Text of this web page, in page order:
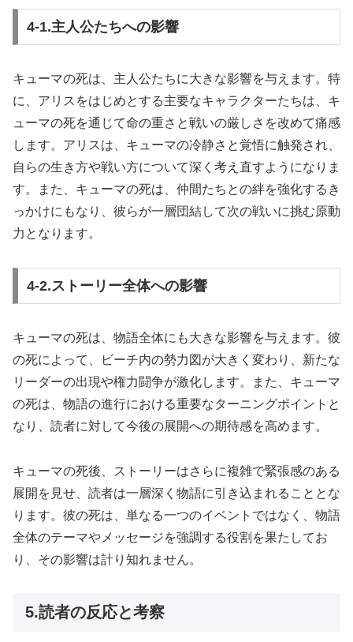
4‐1.主人公たちへの影響
キューマの死は、主人公たちに大きな影響を与えます。特
に、アリスをはじめとする主要なキャラクターたちは、キ
ューマの死を通じて命の重さと戦いの厳しさを改めて痛感
します。アリスは、キューマの冷静さと覚悟に触発され、
自らの生き方や戦い方について深く考え直すようになりま
す。また、キューマの死は、仲間たちとの絆を強化するき
っかけにもなり、彼らが一層団結して次の戦いに挑む原動
力となります。
4‐2.ストーリー全体への影響
キューマの死は、物語全体にも大きな影響を与えます。彼
の死によって、ビーチ内の勢力図が大きく変わり、新たな
リーダーの出現や権力闘争が激化します。また、キューマ
の死は、物語の進行における重要なターニングポイントと
なり、読者に対して今後の展開への期待感を高めます。
キューマの死後、ストーリーはさらに複雑で緊張感のある
展開を見せ、読者は一層深く物語に引き込まれることとな
ります。彼の死は、単なる一つのイベントではなく、物語
全体のテーマやメッセージを強調する役割を果たしてお
り、その影響は計り知れません。
5.読者の反応と考察